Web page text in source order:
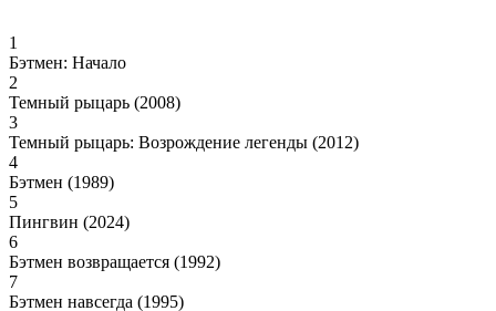
1
Бэтмен: Начало
2
Темный рыцарь (2008)
3
Темный рыцарь: Возрождение легенды (2012)
4
Бэтмен (1989)
5
Пингвин (2024)
6
Бэтмен возвращается (1992)
7
Бэтмен навсегда (1995)